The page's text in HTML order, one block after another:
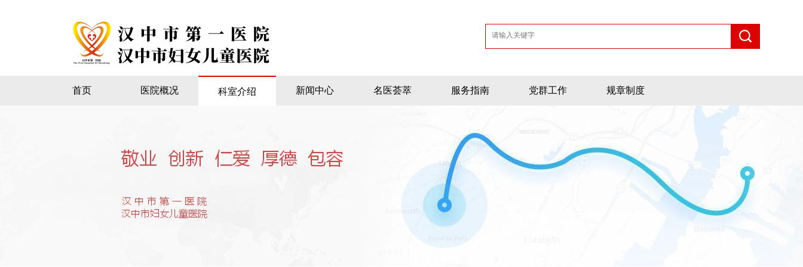
首页 医院概况 科室介绍 新闻中心 名医荟萃 服务指南 党群工作 规章制度